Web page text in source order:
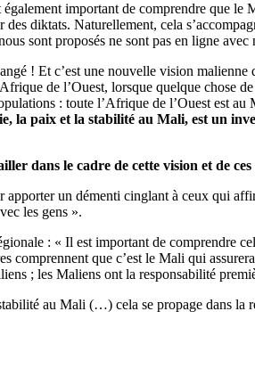
important de comprendre que le
diktats. Naturellement, cela
sont proposés ne sont pas en ligne
! Et c’est une nouvelle vision
de l’Ouest, lorsque quelque chose
: toute l’Afrique de l’Ouest est
la paix et la stabilité au Mali, est un
dans le cadre de cette vision et de
un démenti cinglant à ceux qui
les gens ».
: « Il est important de comprendre
comprennent que c’est le Mali qui
; les Maliens ont la responsabilité
au Mali (…) cela se propage dans la